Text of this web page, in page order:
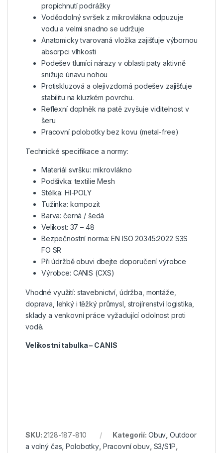
propíchnutí podrážky
Voděodolný svršek z mikrovlákna odpuzuje
vodu a velmi snadno se udržuje
Anatomicky tvarovaná vložka zajišťuje výbornou
absorpci vlhkosti
Podešev tlumící nárazy v oblasti paty aktivně
snižuje únavu nohou
Protiskluzová a olejivzdorná podešev zajišťuje
stabilitu na kluzkém povrchu.
Reflexní doplněk na patě zvyšuje viditelnost v
šeru
Pracovní polobotky bez kovu (metal-free)
Technické specifikace a normy:
Materiál svršku: mikrovlákno
Podšívka: textilie Mesh
Stélka: HI-POLY
Tužinka: kompozit
Barva: černá / šedá
Velikost: 37 – 48
Bezpečnostní norma: EN ISO 20345:2022 S3S
FO SR
Při údržbě obuvi dbejte doporučení výrobce
Výrobce: CANIS (CXS)
Vhodné využití: stavebnictví, údržba, montáže,
doprava, lehký i těžký průmysl, strojírenství logistika,
sklady a venkovní práce vyžadující odolnost proti
vodě.
Velikostní tabulka – CANIS
SKU: 2128-187-810 Kategorií: Obuv ,Outdoor
a volný čas ,Polobotky, Pracovní obuv, S3/S1P